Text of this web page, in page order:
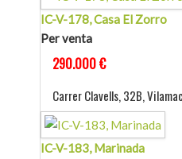
IC-V-178, Casa El Zorro
Per venta
290.000 €
Carrer Clavells, 32B,
IC-V-183, Marinada